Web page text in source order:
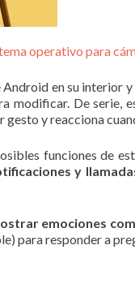
operativo para
en su interior
modificar. De serie,
y reacciona
funciones de
y
emociones
para responder a